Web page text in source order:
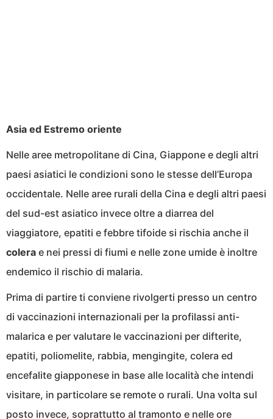
Asia ed Estremo oriente
Nelle aree metropolitane di Cina, Giappone e degli altri
paesi asiatici le condizioni sono le stesse dell’Europa
occidentale. Nelle aree rurali della Cina e degli altri paesi
del sud-est asiatico invece oltre a diarrea del
viaggiatore, epatiti e febbre tifoide si rischia anche il
colera e nei pressi di fiumi e nelle zone umide è inoltre
endemico il rischio di malaria.
Prima di partire ti conviene rivolgerti presso un centro
di vaccinazioni internazionali per la profilassi anti-
malarica e per valutare le vaccinazioni per difterite,
epatiti, poliomelite, rabbia, mengingite, colera ed
encefalite giapponese in base alle località che intendi
visitare, in particolare se remote o rurali. Una volta sul
posto invece, soprattutto al tramonto e nelle ore